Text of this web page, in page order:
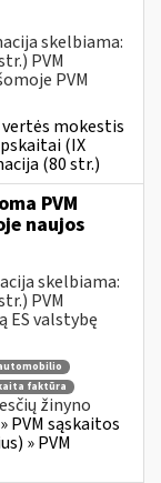
skelbiama:
PVM
PVM
mokestis
(IX
(80 str.)
PVM
naujos
skelbiama:
PVM
ES valstybę
faktūra
žinyno
PVM sąskaitos
» PVM